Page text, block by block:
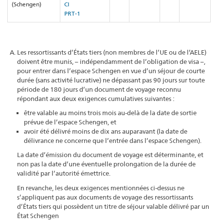
(Schengen)
CI
PRT-1
Les ressortissants d’États tiers (non membres de l’UE ou de l’AELE)
doivent être munis, – indépendamment de l’obligation de visa –,
pour entrer dans l’espace Schengen en vue d’un séjour de courte
durée (sans activité lucrative) ne dépassant pas 90 jours sur toute
période de 180 jours d’un document de voyage reconnu
répondant aux deux exigences cumulatives suivantes :
être valable au moins trois mois au-delà de la date de sortie
prévue de l’espace Schengen, et
avoir été délivré moins de dix ans auparavant (la date de
délivrance ne concerne que l’entrée dans l’espace Schengen).
La date d’émission du document de voyage est déterminante, et
non pas la date d’une éventuelle prolongation de la durée de
validité par l’autorité émettrice.
En revanche, les deux exigences mentionnées ci-dessus ne
s’appliquent pas aux documents de voyage des ressortissants
d’États tiers qui possèdent un titre de séjour valable délivré par un
État Schengen